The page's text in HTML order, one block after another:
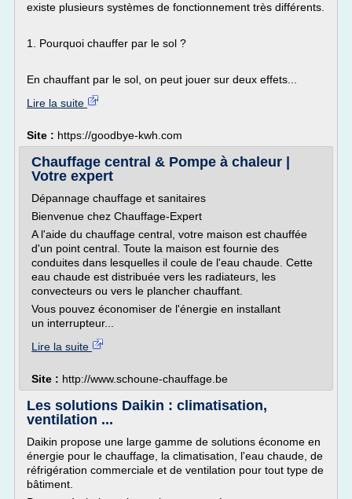
existe plusieurs systèmes de fonctionnement très différents.
1. Pourquoi chauffer par le sol ?
En chauffant par le sol, on peut jouer sur deux effets...
Lire la suite
Site : https://goodbye-kwh.com
Chauffage central & Pompe à chaleur |
Votre expert
Dépannage chauffage et sanitaires
Bienvenue chez Chauffage-Expert
A l'aide du chauffage central, votre maison est chauffée
d'un point central. Toute la maison est fournie des
conduites dans lesquelles il coule de l'eau chaude. Cette
eau chaude est distribuée vers les radiateurs, les
convecteurs ou vers le plancher chauffant.
Vous pouvez économiser de l'énergie en installant
un interrupteur...
Lire la suite
Site : http://www.schoune-chauffage.be
Les solutions Daikin : climatisation,
ventilation ...
Daikin propose une large gamme de solutions économe en
énergie pour le chauffage, la climatisation, l'eau chaude, de
réfrigération commerciale et de ventilation pour tout type de
bâtiment.